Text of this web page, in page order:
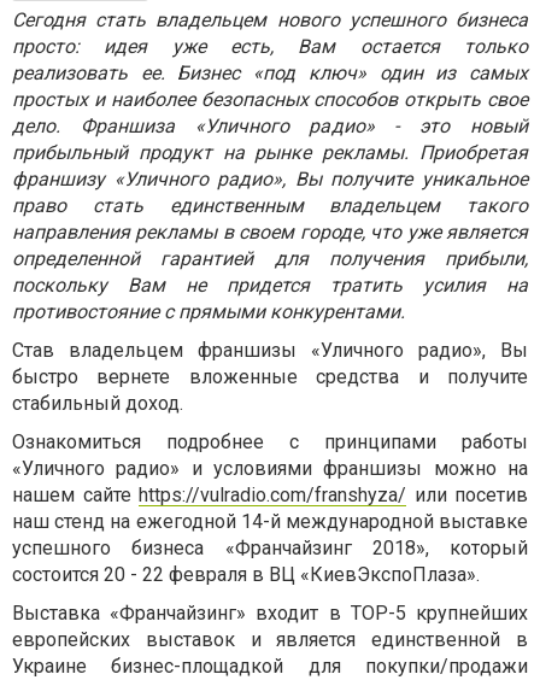
Сегодня стать владельцем нового успешного бизнеса
просто: идея уже есть, Вам остается только
реализовать ее. Бизнес «под ключ» один из самых
простых и наиболее безопасных способов открыть свое
дело. Франшиза «Уличного радио» - это новый
прибыльный продукт на рынке рекламы. Приобретая
франшизу «Уличного радио», Вы получите уникальное
право стать единственным владельцем такого
направления рекламы в своем городе, что уже является
определенной гарантией для получения прибыли,
поскольку Вам не придется тратить усилия на
противостояние с прямыми конкурентами.
Став владельцем франшизы «Уличного радио», Вы
быстро вернете вложенные средства и получите
стабильный доход.
Ознакомиться подробнее с принципами работы
«Уличного радио» и условиями франшизы можно на
нашем сайте https://vulradio.com/franshyza/ или посетив
наш стенд на ежегодной 14-й международной выставке
успешного бизнеса «Франчайзинг 2018», который
состоится 20 - 22 февраля в ВЦ «КиевЭкспоПлаза».
Выставка «Франчайзинг» входит в ТОР-5 крупнейших
европейских выставок и является единственной в
Украине бизнес-площадкой для покупки/продажи